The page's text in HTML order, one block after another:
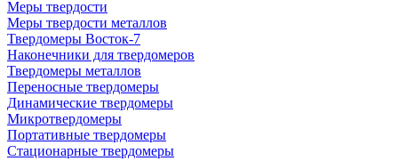
Меры твердости
Меры твердости металлов
Твердомеры Восток-7
Наконечники для твердомеров
Твердомеры металлов
Переносные твердомеры
Динамические твердомеры
Микротвердомеры
Портативные твердомеры
Стационарные твердомеры